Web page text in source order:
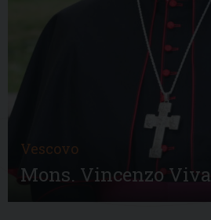
Vescovo
Mons. Vincenzo Viva